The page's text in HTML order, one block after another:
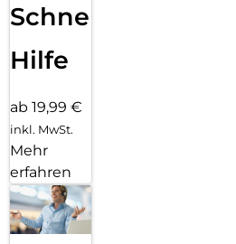
Schnelle
Hilfe
ab 19,99 €
inkl. MwSt.
Mehr
erfahren